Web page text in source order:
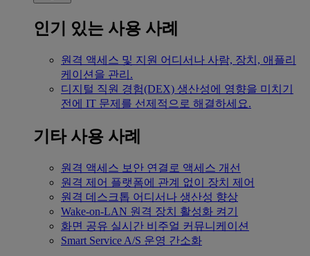
인기 있는 사용 사례
원격 액세스 및 지원 어디서나 사람, 장치, 애플리
케이션을 관리.
디지털 직원 경험(DEX) 생산성에 영향을 미치기
전에 IT 문제를 선제적으로 해결하세요.
기타 사용 사례
원격 액세스 보안 연결로 액세스 개선
원격 제어 플랫폼에 관계 없이 장치 제어
원격 데스크톱 어디서나 생산성 향상
Wake-on-LAN 원격 장치 활성화 켜기
화면 공유 실시간 비주얼 커뮤니케이션
Smart Service A/S 운영 간소화